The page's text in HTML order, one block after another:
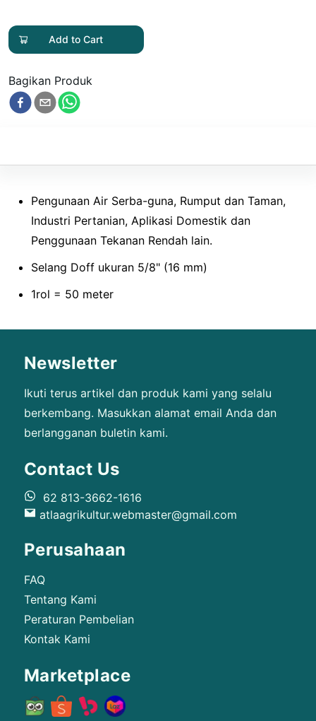
Add to Cart
Bagikan Produk
Pengunaan Air Serba-guna, Rumput dan Taman,
Industri Pertanian, Aplikasi Domestik dan
Penggunaan Tekanan Rendah lain.
Selang Doff ukuran 5/8" (16 mm)
1rol = 50 meter
Newsletter
Ikuti terus artikel dan produk kami yang selalu
berkembang. Masukkan alamat email Anda dan
berlangganan buletin kami.
Contact Us
62 813-3662-1616
atlaagrikultur.webmaster@gmail.com
Perusahaan
FAQ
Tentang Kami
Peraturan Pembelian
Kontak Kami
Marketplace